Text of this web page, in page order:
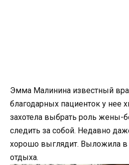
Эмма Малинина известный
благодарных пациенток у нее
захотела выбрать роль жены-
следить за собой. Недавно
хорошо выглядит. Выложила в
отдыха.